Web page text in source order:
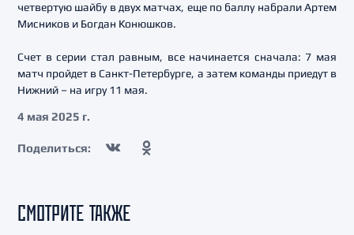
четвертую шайбу в двух матчах, еще по баллу набрали Артем
Мисников и Богдан Конюшков.
Счет в серии стал равным, все начинается сначала: 7 мая
матч пройдет в Санкт-Петербурге, а затем команды приедут в
Нижний – на игру 11 мая.
4 мая 2025 г.
Поделиться:
СМОТРИТЕ ТАКЖЕ